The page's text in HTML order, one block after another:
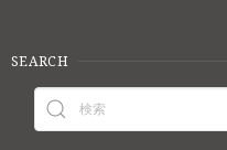
SEARCH